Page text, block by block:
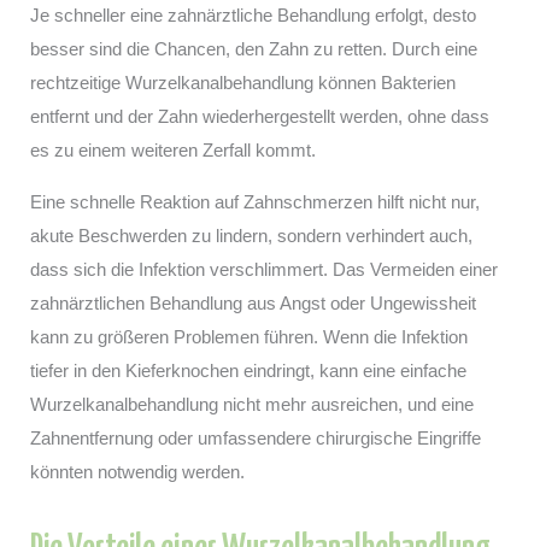
Je schneller eine zahnärztliche Behandlung erfolgt, desto
besser sind die Chancen, den Zahn zu retten. Durch eine
rechtzeitige Wurzelkanalbehandlung können Bakterien
entfernt und der Zahn wiederhergestellt werden, ohne dass
es zu einem weiteren Zerfall kommt.
Eine schnelle Reaktion auf Zahnschmerzen hilft nicht nur,
akute Beschwerden zu lindern, sondern verhindert auch,
dass sich die Infektion verschlimmert. Das Vermeiden einer
zahnärztlichen Behandlung aus Angst oder Ungewissheit
kann zu größeren Problemen führen. Wenn die Infektion
tiefer in den Kieferknochen eindringt, kann eine einfache
Wurzelkanalbehandlung nicht mehr ausreichen, und eine
Zahnentfernung oder umfassendere chirurgische Eingriffe
könnten notwendig werden.